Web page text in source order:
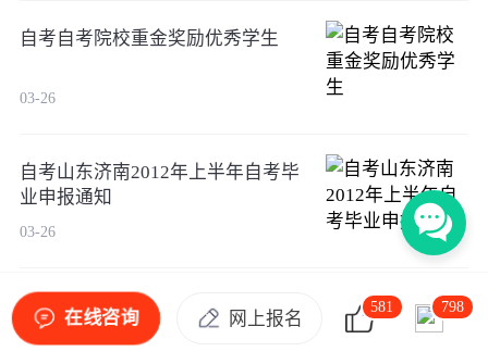
自考自考院校重金奖励优秀学生
03-26
自考山东济南2012年上半年自考毕
业申报通知
03-26
自考湖北2012年自考新闻学（专
科）考试计划
在线咨询 网上报名
581 798